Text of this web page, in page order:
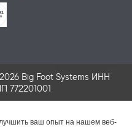
Big Foot Systems ИНН
772201001
ваш опыт на нашем веб-